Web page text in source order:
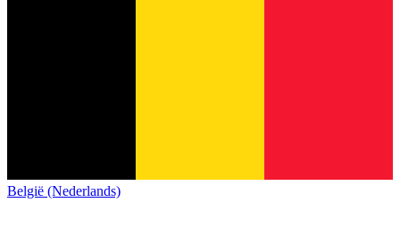
België (Nederlands)